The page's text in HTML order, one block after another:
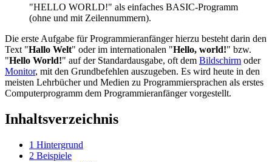
"HELLO WORLD!" als einfaches BASIC-Programm
(ohne und mit Zeilennummern).
Die erste Aufgabe für Programmieranfänger hierzu besteht darin den
Text "Hallo Welt" oder im internationalen "Hello, world!" bzw.
"Hello World!" auf der Standardausgabe, oft dem Bildschirm oder
Monitor, mit den Grundbefehlen auszugeben. Es wird heute in den
meisten Lehrbücher und Medien zu Programmiersprachen als erstes
Computerprogramm dem Programmieranfänger vorgestellt.
Inhaltsverzeichnis
1 Hintergrund
2 Beispiele